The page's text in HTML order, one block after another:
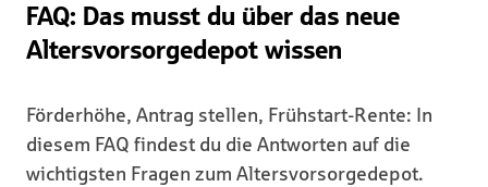
FAQ: Das musst du über das neue
Altersvorsorgedepot wissen
Förderhöhe, Antrag stellen, Frühstart-Rente: In
diesem FAQ findest du die Antworten auf die
wichtigsten Fragen zum Altersvorsorgedepot.